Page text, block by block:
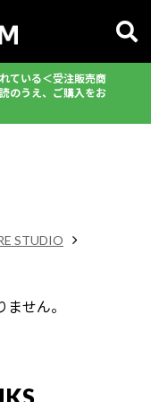
ている＜受注販売商
のうえ、ご購入をお
STUDIO
せん。